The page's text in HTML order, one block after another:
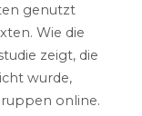
genutzt
Wie die
zeigt, die
wurde,
online.